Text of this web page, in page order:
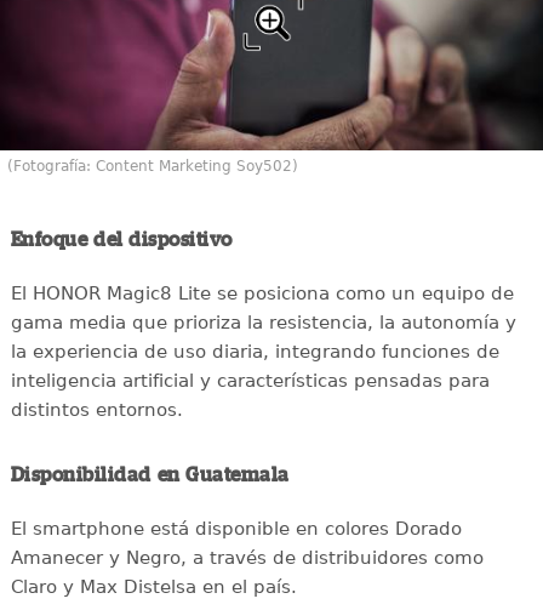
(Fotografía: Content Marketing Soy502)
Enfoque del dispositivo
El HONOR Magic8 Lite se posiciona como un equipo de
gama media que prioriza la resistencia, la autonomía y
la experiencia de uso diaria, integrando funciones de
inteligencia artificial y características pensadas para
distintos entornos.
Disponibilidad en Guatemala
El smartphone está disponible en colores Dorado
Amanecer y Negro, a través de distribuidores como
Claro y Max Distelsa en el país.